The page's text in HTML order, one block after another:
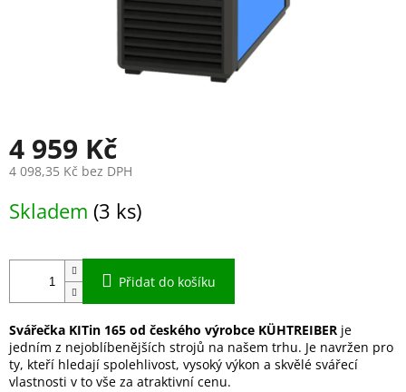
4 959 Kč
4 098,35 Kč bez DPH
cena:
Skladem (3 ks)
Přidat do košíku
Svářečka KITin 165 od českého výrobce KÜHTREIBER je
jedním z nejoblíbenějších strojů na našem trhu. Je navržen pro
ty, kteří hledají spolehlivost, vysoký výkon a skvělé svářecí
vlastnosti v to vše za atraktivní cenu.